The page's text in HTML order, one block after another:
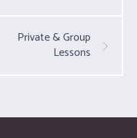
Private & Group
Lessons